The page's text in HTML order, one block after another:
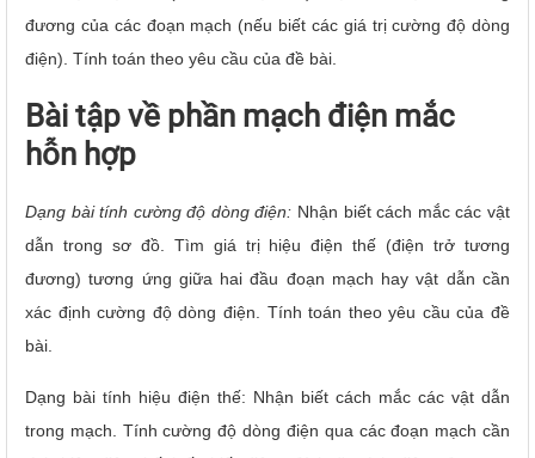
đương của các đoạn mạch (nếu biết các giá trị cường độ dòng
điện). Tính toán theo yêu cầu của đề bài.
Bài tập về phần mạch điện mắc
hỗn hợp
Dạng bài tính cường độ dòng điện: Nhận biết cách mắc các vật
dẫn trong sơ đồ. Tìm giá trị hiệu điện thế (điện trở tương
đương) tương ứng giữa hai đầu đoạn mạch hay vật dẫn cần
xác định cường độ dòng điện. Tính toán theo yêu cầu của đề
bài.
Dạng bài tính hiệu điện thế: Nhận biết cách mắc các vật dẫn
trong mạch. Tính cường độ dòng điện qua các đoạn mạch cần